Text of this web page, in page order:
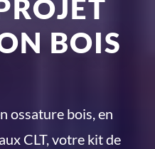
BOIS
ossature bois, en
CLT, votre kit de